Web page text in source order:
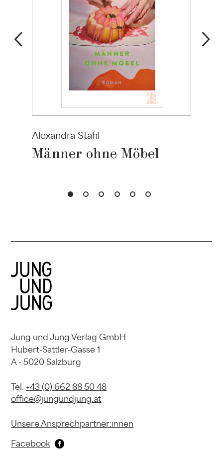
Alexandra Stahl
Männer ohne Möbel
Jung und Jung Verlag GmbH
Hubert-Sattler-Gasse 1
A - 5020 Salzburg
Tel. +43 (0) 662 88 50 48
office@jungundjung.at
Unsere Ansprechpartner:innen
Facebook